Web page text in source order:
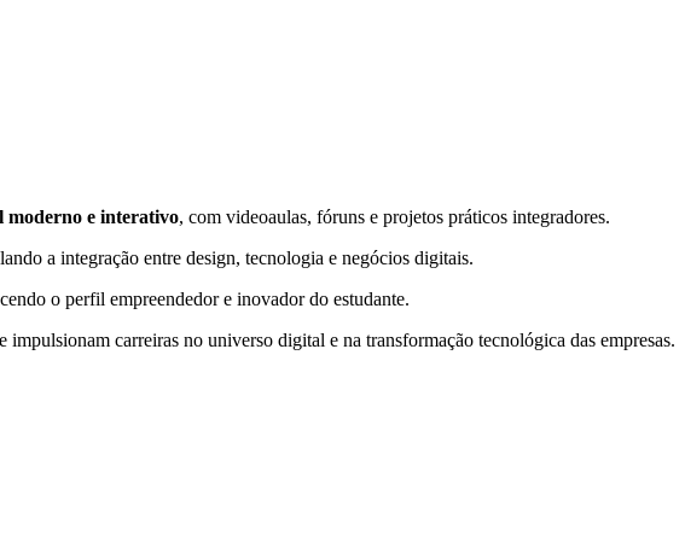
moderno e interativo, com videoaulas, fóruns e projetos práticos integradores.
a integração entre design, tecnologia e negócios digitais.
o perfil empreendedor e inovador do estudante.
carreiras no universo digital e na transformação tecnológica das empresas.